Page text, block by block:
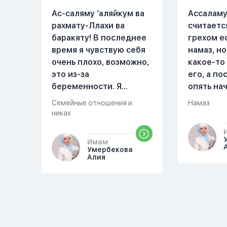
Ас-саляму ‘аляйкум ва
рахмату-Ллахи ва
баракяту! В последнее
время я чувствую себя
очень плохо, возможно,
это из-за
беременности. Я
разбудила мужа и
рассказала ему, что со
происходит,он потом
обратно ложился спать
это было около
Семейные отношения и
никах
Имам
Умербекова
Алия
грехом
намаз,
какое-
его, а
опять
можете
Намаз